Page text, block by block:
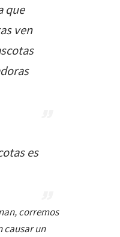
que
ven
es
corremos
causar un